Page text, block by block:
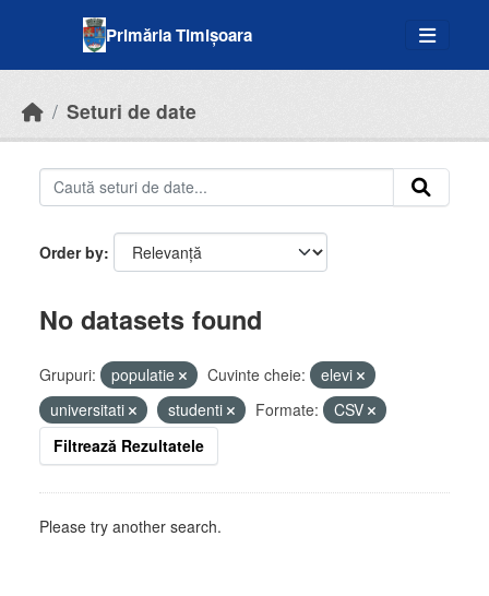
Primăria Timișoara
Seturi de date
Order by
No datasets found
Grupuri: populatie Cuvinte cheie:
elevi
universitati
studenti Formate:
CSV
Filtrează Rezultatele
Please try another search.